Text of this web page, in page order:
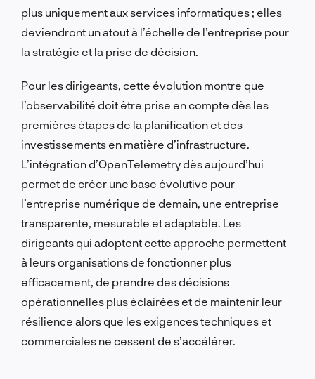
plus uniquement aux services informatiques ; elles
deviendront un atout à l’échelle de l’entreprise pour
la stratégie et la prise de décision.
Pour les dirigeants, cette évolution montre que
l’observabilité doit être prise en compte dès les
premières étapes de la planification et des
investissements en matière d’infrastructure.
L’intégration d’OpenTelemetry dès aujourd’hui
permet de créer une base évolutive pour
l’entreprise numérique de demain, une entreprise
transparente, mesurable et adaptable. Les
dirigeants qui adoptent cette approche permettent
à leurs organisations de fonctionner plus
efficacement, de prendre des décisions
opérationnelles plus éclairées et de maintenir leur
résilience alors que les exigences techniques et
commerciales ne cessent de s’accélérer.